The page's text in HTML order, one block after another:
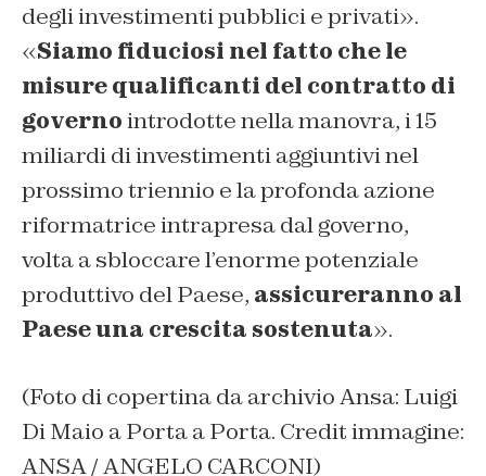
degli investimenti pubblici e privati».
«Siamo fiduciosi nel fatto che le
misure qualificanti del contratto di
governointrodotte nella manovra, i 15
miliardi di investimenti aggiuntivi nel
prossimo triennio e la profonda azione
riformatrice intrapresa dal governo,
volta a sbloccare l’enorme potenziale
produttivo del Paese, assicureranno al
Paese una crescita sostenuta».
(Foto di copertina da archivio Ansa: Luigi
Di Maio a Porta a Porta. Credit immagine:
ANSA / ANGELO CARCONI)